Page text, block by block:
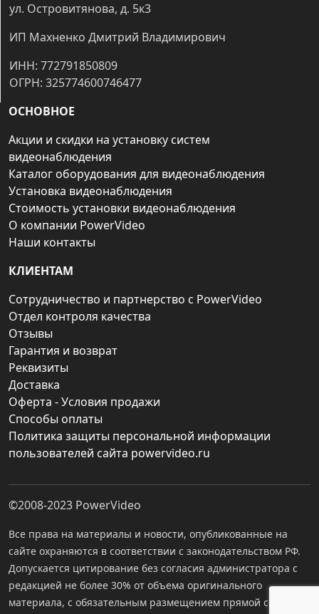
ул. Островитянова, д. 5к3
ИП Махненко Дмитрий Владимирович
ИНН: 772791850809
ОГРН: 325774600746477
ОСНОВНОЕ
Акции и скидки на установку систем
видеонаблюдения
Каталог оборудования для видеонаблюдения
Установка видеонаблюдения
Стоимость установки видеонаблюдения
О компании PowerVideo
Наши контакты
КЛИЕНТАМ
Сотрудничество и партнерство с PowerVideo
Отдел контроля качества
Отзывы
Гарантия и возврат
Реквизиты
Доставка
Оферта - Условия продажи
Способы оплаты
Политика защиты персональной информации
пользователей сайта powervideo.ru
©2008-2023 PowerVideo
Все права на материалы и новости, опубликованные на
сайте охраняются в соответствии с законодательством РФ.
Допускается цитирование без согласия администратора с
редакцией не более 30% от объема оригинального
материала, с обязательным размещением прямой ссылки